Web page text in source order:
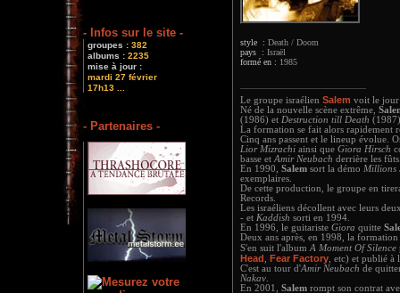
- Infos sur le site -
groupes : 382
albums : 2235
mise à jour :
mardi 27 février
17h13 ...
- Partenaires -
style : Death / Doom
pays : Israël
formé en : 1985
Le groupe israélien Salem voit le jour
Né de la nouvelle scène extrême,
(1986) et Destruction till Death (1987)
La formation se fait alors rapidement
Cinq ans passent et le lineup évolue.
Lior Mizrachi ainsi que Giora Hirsch
basse et Amir Neubach derrière les
En 1990, Salem sort la démo Millions
exemplaires.
De cette production, le groupe en
Records.
Les israéliens décollent avec leurs
- et Kaddish sorti en 1994.
En 1996, le guitariste Giora quitte
Deux ans après, en 1998, la
S'en suit l'album A Moment Of Silence
Head Fear Factory , etc) et publié à
C'est au tour d'Amir Neubach de
Nakav
En 2001, Salem rompt son contrat